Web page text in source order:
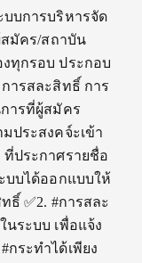
บการบริหารจัด
สมัคร/สถาบัน
ทุกรอบ ประกอบ
ารสละสิทธิ์ การ
ารที่ผู้สมัคร
ประสงคจ์ะเข้า
ประกาศรายชื่อ
บบได้ออกแบบให้
ธิ์ ✅2. #การสละ
ระบบ เพื่อแจ้ง
กระทำได้เพียง